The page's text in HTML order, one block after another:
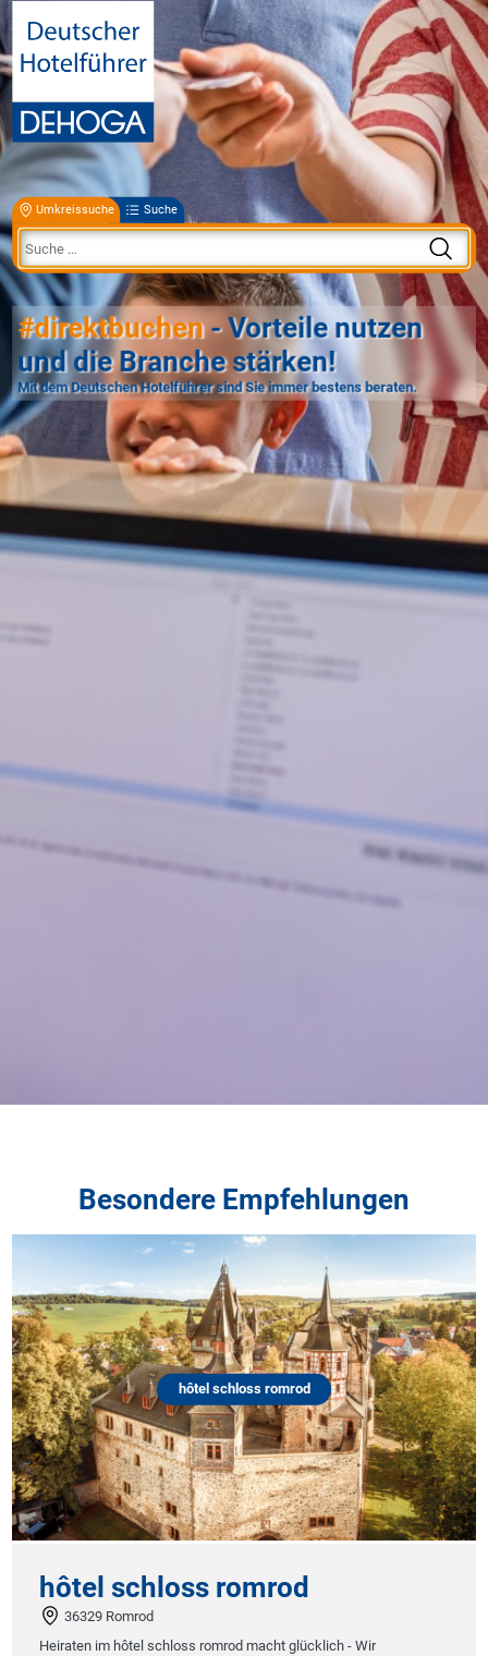
Umkreissuche Suche
#direktbuchen- Vorteile nutzen
und die Branche stärken!
Mit dem Deutschen Hotelführer sind Sie immer bestens beraten.
Besondere Empfehlungen
hôtel schloss romrod
hôtel schloss romrod
36329 Romrod
Heiraten im hôtel schloss romrod macht glücklich - Wir